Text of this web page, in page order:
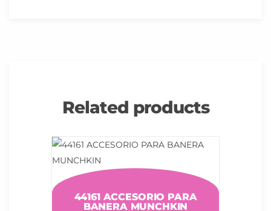
Related products
44161 ACCESORIO PARA
BANERA MUNCHKIN